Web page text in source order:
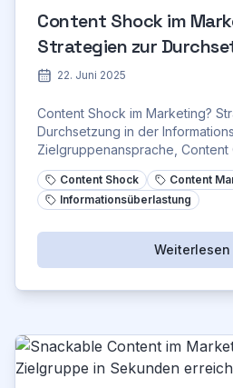
Content Shock im
Strategien zur
Informationsflut
22. Juni 2025
Content Shock im Marketing?
Durchsetzung in der
Zielgruppenansprache, Content
organischen Wachstum.
Content Shock
Content
Informationsüberlastung
Weiterlesen